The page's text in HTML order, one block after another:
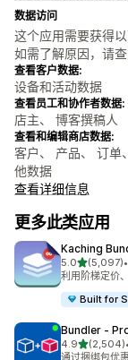
数据访问
这个应用需要获得
如需了解原因，请
查看客户数据:
设备和活动数据
查看员工和协作者数据:
店主、 博客撰稿人
查看和编辑商店数据:
客户、 产品、 订
他数据
查看详细信息
更多此类应用
Kaching
5.0星（满分 5
(5,097)
总共 5097 条 •
利用阶梯定价
Built for
Bundler ‑
4.9星（满分 5
(2,504)
总共 2504 条 •